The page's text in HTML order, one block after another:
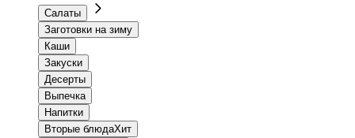
Салаты
Заготовки на зиму
Каши
Закуски
Десерты
Выпечка
Напитки
Вторые блюдаХит